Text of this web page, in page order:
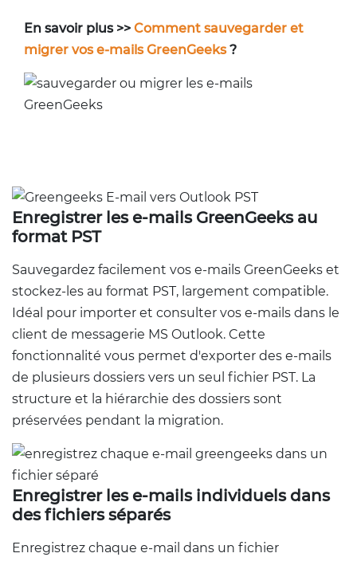
En savoir plus >> Comment sauvegarder et
migrer vos e-mails GreenGeeks?
Enregistrer les e-mails GreenGeeks au
format PST
Sauvegardez facilement vos e-mails GreenGeeks et
stockez-les au format PST, largement compatible.
Idéal pour importer et consulter vos e-mails dans le
client de messagerie MS Outlook. Cette
fonctionnalité vous permet d'exporter des e-mails
de plusieurs dossiers vers un seul fichier PST. La
structure et la hiérarchie des dossiers sont
préservées pendant la migration.
Enregistrer les e-mails individuels dans
des fichiers séparés
Enregistrez chaque e-mail dans un fichier